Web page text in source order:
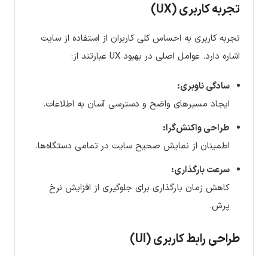
تجربه کاربری (UX)
تجربه کاربری به احساس کلی کاربران از استفاده از سایت
اشاره دارد. عوامل اصلی در بهبود UX عبارتند از:
سادگی ناوبری:
ایجاد مسیرهای واضح و دسترسی آسان به اطلاعات.
طراحی واکنش‌گرا:
اطمینان از نمایش صحیح سایت در تمامی دستگاه‌ها.
سرعت بارگذاری:
کاهش زمان بارگذاری برای جلوگیری از افزایش نرخ
پرش.
طراحی رابط کاربری (UI)